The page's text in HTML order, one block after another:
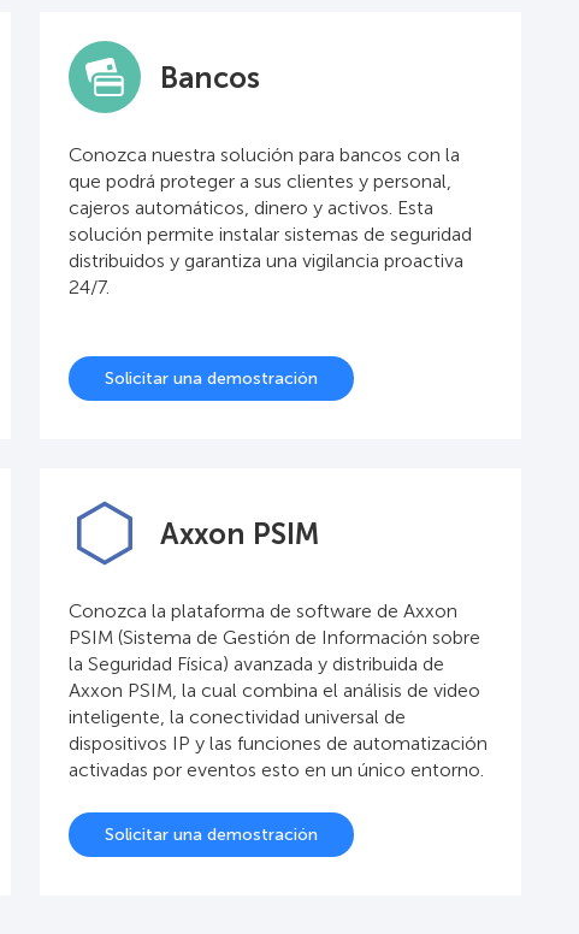
Bancos
Conozca nuestra solución para bancos con la
que podrá proteger a sus clientes y personal,
cajeros automáticos, dinero y activos. Esta
solución permite instalar sistemas de seguridad
distribuidos y garantiza una vigilancia proactiva
24/7.
Solicitar una demostración
Axxon PSIM
Conozca la plataforma de software de Axxon
PSIM (Sistema de Gestión de Información sobre
la Seguridad Física) avanzada y distribuida de
Axxon PSIM, la cual combina el análisis de video
inteligente, la conectividad universal de
dispositivos IP y las funciones de automatización
activadas por eventos esto en un único entorno.
Solicitar una demostración